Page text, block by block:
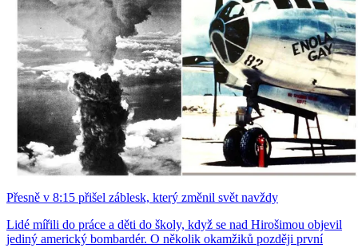
Přesně v 8:15 přišel záblesk, který změnil svět navždy
Lidé mířili do práce a děti do školy, když se nad Hirošimou objevil
jediný americký bombardér. O několik okamžiků později první